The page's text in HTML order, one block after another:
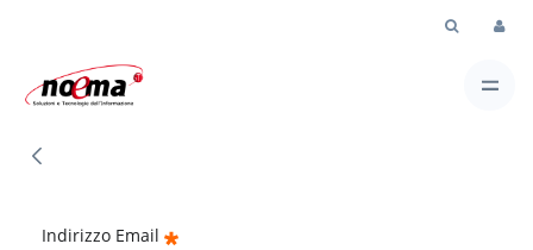
Password Dimenticata
Indirizzo Email